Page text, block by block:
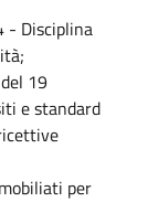
- Disciplina
19
e standard
per